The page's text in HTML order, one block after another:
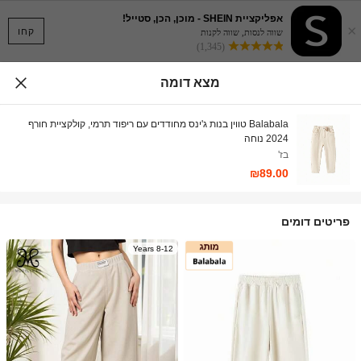
קחו ×
אפליקציית SHEIN - מוכן, הכן, סטייל!
שווה לנסות, שווה לקנות
(1,345)
מצא דומה
Balabala טווין בנות ג'ינס מחודדים עם ריפוד תרמי, קולקציית חורף
2024 נוחה
בז'
₪89.00
פריטים דומים
8-12 Years